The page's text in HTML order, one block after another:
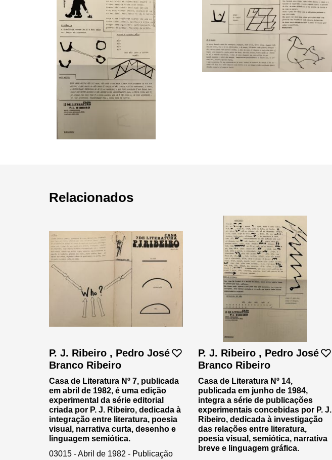
Relacionados
P. J. Ribeiro , Pedro José
Branco Ribeiro
Casa de Literatura Nº 7, publicada
em abril de 1982, é uma edição
experimental da série editorial
criada por P. J. Ribeiro, dedicada à
integração entre literatura, poesia
visual, narrativa curta, desenho e
linguagem semiótica.
03015 - Abril de 1982 - Publicação
P. J. Ribeiro , Pedro José
Branco Ribeiro
Casa de Literatura Nº 14,
publicada em junho de 1984,
integra a série de publicações
experimentais concebidas por P. J.
Ribeiro, dedicada à investigação
das relações entre literatura,
poesia visual, semiótica, narrativa
breve e linguagem gráfica.